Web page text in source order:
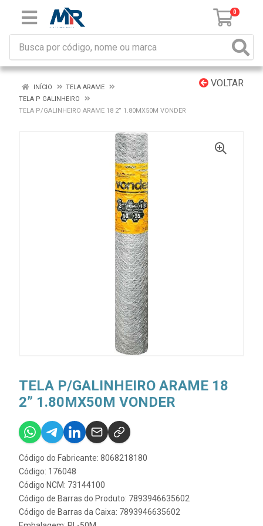
0
VOLTAR
INÍCIO
TELA ARAME
TELA P GALINHEIRO
TELA P/GALINHEIRO ARAME 18 2” 1.80MX50M VONDER
TELA P/GALINHEIRO ARAME 18
2” 1.80MX50M VONDER
Código do Fabricante: 8068218180
Código: 176048
Código NCM: 73144100
Código de Barras do Produto: 7893946635602
Código de Barras da Caixa: 7893946635602